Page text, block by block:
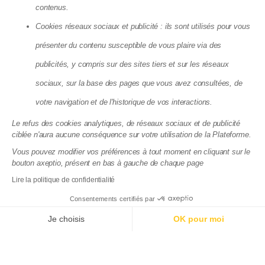
Agence Locative Paris
Agence Locative Rennes
Agence Locative Toulon
Matera SAS - 8, Cité Paradis, 75010 Paris
La société Matera, société par action simplifiée, au capital de 72
083,03 €, dont le siège se situe 8 cité Paradis Paris (75010),
l’Autorité de Contrôle Prudentiel et de Résolution (ACPR), sous le
des agents financiers (www.regafi.fr) en tant qu’Agent de
services de paiement de l’établissement de monnaie
électronique Treezor (CIB 16798), dont le siège social est situé
33 rue de Wagram 75017 Paris. Matera est immatriculée à
l'ORIAS sous le numéro 19004585 en qualité de courtier en
assurance. Immatriculation vérifiable sur
contenus.
Cookies réseaux sociaux et publicité : ils sont utilisés pour vous
présenter du contenu susceptible de vous plaire via des
publicités, y compris sur des sites tiers et sur les réseaux
sociaux, sur la base des pages que vous avez consultées, de
votre navigation et de l'historique de vos interactions.
Le refus des cookies analytiques, de réseaux sociaux et de publicité
ciblée n'aura aucune conséquence sur votre utilisation de la Plateforme.
Vous pouvez modifier vos préférences à tout moment en cliquant sur le
bouton axeptio, présent en bas à gauche de chaque page
Lire la politique de confidentialité
Consentements certifiés par
Je choisis OK pour moi